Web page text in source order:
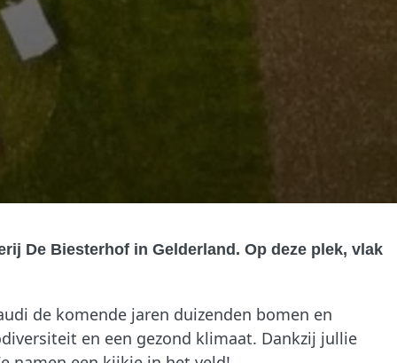
De Biesterhof in Gelderland. Op deze plek, vlak
de komende jaren duizenden bomen en
en een gezond klimaat. Dankzij jullie